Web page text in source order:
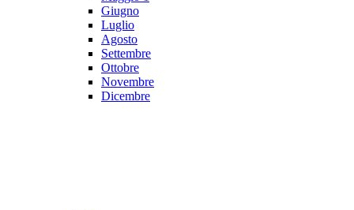
Giugno
Luglio
Agosto
Settembre
Ottobre
Novembre
Dicembre